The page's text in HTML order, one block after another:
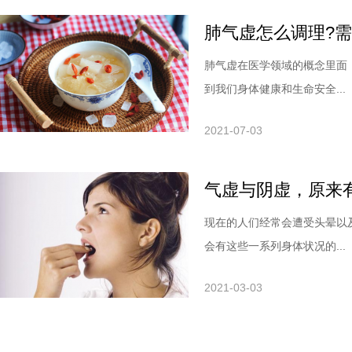
肺气虚怎么调理?
肺气虚在医学领域的概念里
到我们身体健康和生命安全...
2021-07-03
气虚与阴虚，原来
现在的人们经常会遭受头晕
会有这些一系列身体状况的...
2021-03-03